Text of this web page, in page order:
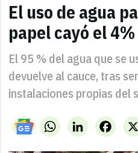
El uso de agua
papel cayó el
El 95 % del agua que se
devuelve al cauce, tras
instalaciones propias del
WhatsAppLinkedIn